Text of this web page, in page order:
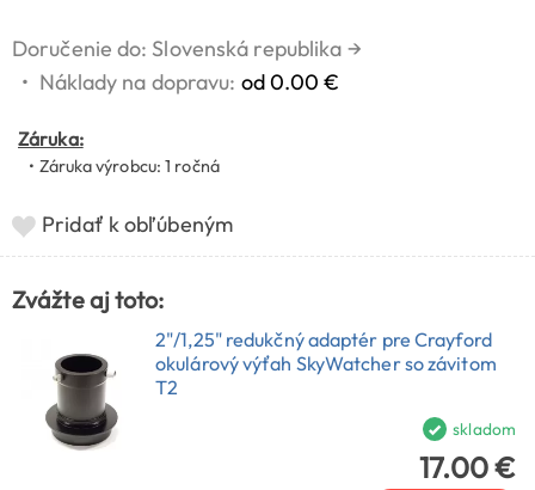
Doručenie do: Slovenská republika →
• Náklady na dopravu: od 0.00 €
Záruka:
• Záruka výrobcu: 1 ročná
Pridať k obľúbeným
Zvážte aj toto:
2"/1,25" redukčný adaptér pre Crayford
okulárový výťah SkyWatcher so závitom
T2
skladom
17.00 €